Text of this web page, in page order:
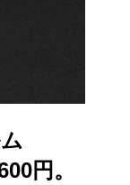
円。